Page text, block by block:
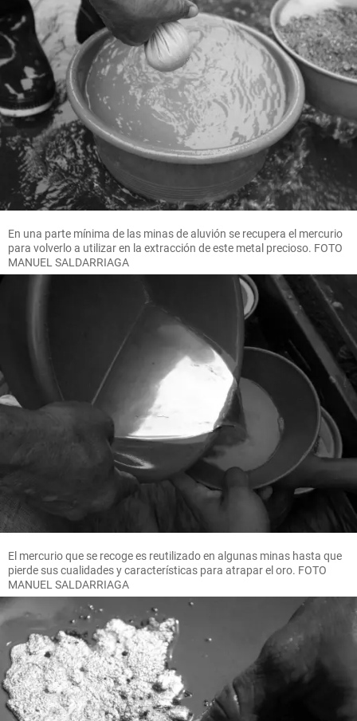
En una parte mínima de las minas de aluvión se recupera el mercurio
para volverlo a utilizar en la extracción de este metal precioso. FOTO
MANUEL SALDARRIAGA
El mercurio que se recoge es reutilizado en algunas minas hasta que
pierde sus cualidades y características para atrapar el oro. FOTO
MANUEL SALDARRIAGA